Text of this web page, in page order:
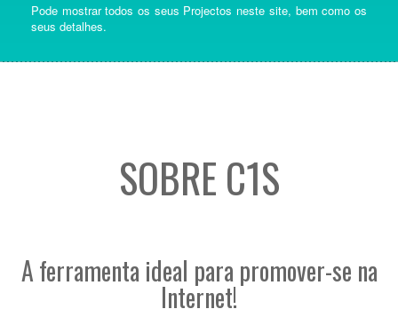
Pode mostrar todos os seus Projectos neste site, bem como os
seus detalhes.
SOBRE C1S
A ferramenta ideal para promover-se na
Internet!